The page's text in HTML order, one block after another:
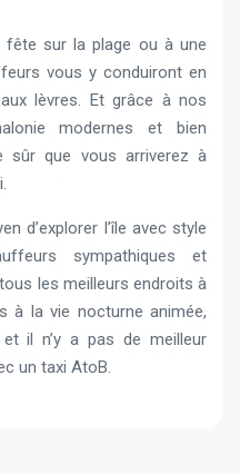
fête sur la plage ou à une
vous y conduiront en
lèvres. Et grâce à nos
modernes et bien
sûr que vous arriverez à
d’explorer l’île avec style
sympathiques et
les meilleurs endroits à
à la vie nocturne animée,
il n’y a pas de meilleur
un taxi AtoB.